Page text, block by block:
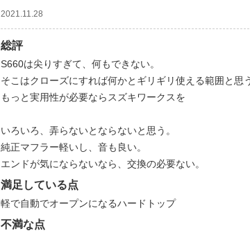
2021.11.28
総評
S660は尖りすぎて、何もできない。
そこはクローズにすれば何かとギリギリ使える範囲と思う
もっと実用性が必要ならスズキワークスを
いろいろ、弄らないとならないと思う。
純正マフラー軽いし、音も良い。
エンドが気にならないなら、交換の必要ない。
満足している点
軽で自動でオープンになるハードトップ
不満な点